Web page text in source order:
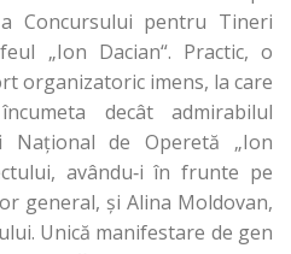
Concursului pentru Tineri
„Ion Dacian“. Practic, o
organizatoric imens, la care
decât admirabilul
Naţional de Operetă „Ion
avându‑i în frunte pe
general, şi Alina Moldovan,
Unică manifestare de gen